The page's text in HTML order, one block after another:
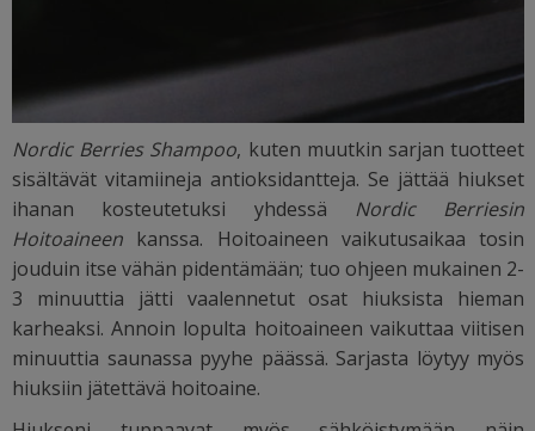
Nordic Berries Shampoo, kuten muutkin sarjan tuotteet
sisältävät vitamiineja antioksidantteja. Se jättää hiukset
ihanan kosteutetuksi yhdessä Nordic Berriesin
Hoitoaineen kanssa. Hoitoaineen vaikutusaikaa tosin
jouduin itse vähän pidentämään; tuo ohjeen mukainen 2-
3 minuuttia jätti vaalennetut osat hiuksista hieman
karheaksi. Annoin lopulta hoitoaineen vaikuttaa viitisen
minuuttia saunassa pyyhe päässä. Sarjasta löytyy myös
hiuksiin jätettävä hoitoaine.